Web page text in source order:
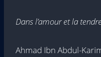
Dans l’amour et la
Ahmad Ibn Abdul-